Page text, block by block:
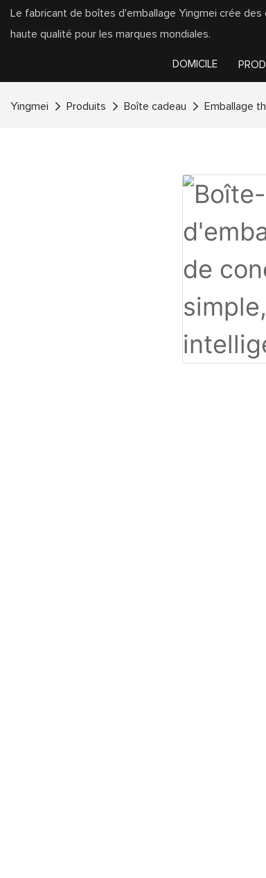
Le fabricant de boîtes d'emballage Yingmei crée
haute qualité pour les marques mondiales.
DOMICILE
Yingmei Produits Boîte cadeau Emballage